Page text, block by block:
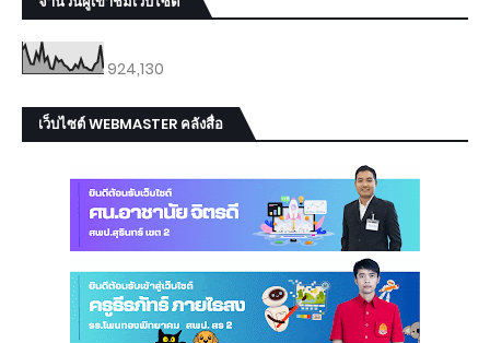
924,130
เว็บไซต์ WEBMASTER คลังสื่อ